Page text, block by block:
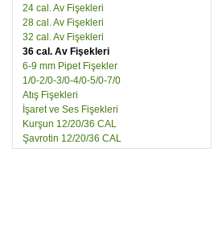
24 cal. Av Fişekleri
28 cal. Av Fişekleri
32 cal. Av Fişekleri
36 cal. Av Fişekleri
6-9 mm Pipet Fişekler
1/0-2/0-3/0-4/0-5/0-7/0
Atış Fişekleri
İşaret ve Ses Fişekleri
Kurşun 12/20/36 CAL
Şavrotin 12/20/36 CAL